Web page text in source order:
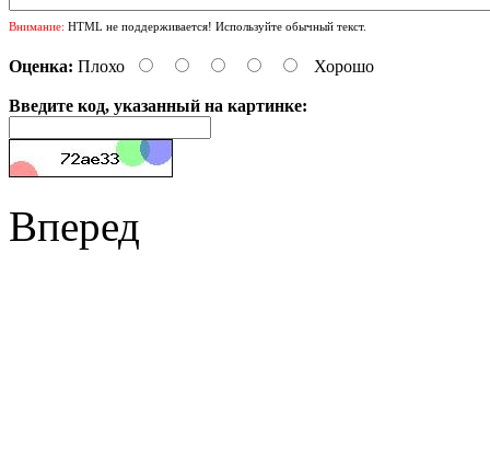
Внимание: HTML не поддерживается! Используйте обычный текст.
Оценка: Плохо Хорошо
Введите код, указанный на картинке:
Вперед